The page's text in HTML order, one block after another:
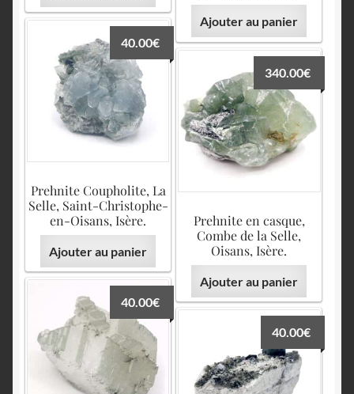
Ajouter au panier
Prehnite Coupholite, La
Selle, Saint-Christophe-
en-Oisans, Isère.
40.00€
Ajouter au panier
Prehnite en casque,
Combe de la Selle,
Oisans, Isère.
340.00€
Ajouter au panier
40.00€
40.00€